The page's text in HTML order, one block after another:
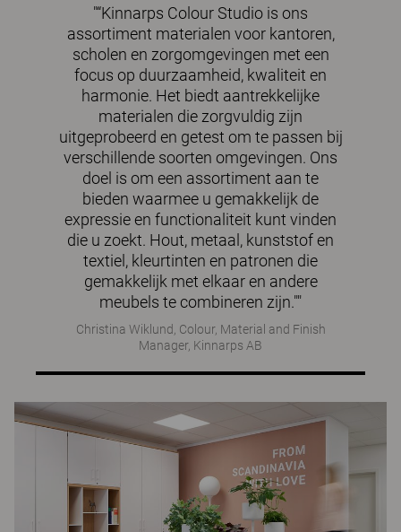
"“Kinnarps Colour Studio is ons
assortiment materialen voor kantoren,
scholen en zorgomgevingen met een
focus op duurzaamheid, kwaliteit en
harmonie. Het biedt aantrekkelijke
materialen die zorgvuldig zijn
uitgeprobeerd en getest om te passen bij
verschillende soorten omgevingen. Ons
doel is om een assortiment aan te
bieden waarmee u gemakkelijk de
expressie en functionaliteit kunt vinden
die u zoekt. Hout, metaal, kunststof en
textiel, kleurtinten en patronen die
gemakkelijk met elkaar en andere
meubels te combineren zijn.""
Christina Wiklund, Colour, Material and Finish
Manager, Kinnarps AB